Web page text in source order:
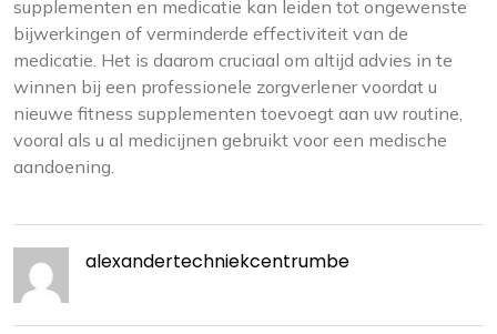
supplementen en medicatie kan leiden tot ongewenste
bijwerkingen of verminderde effectiviteit van de
medicatie. Het is daarom cruciaal om altijd advies in te
winnen bij een professionele zorgverlener voordat u
nieuwe fitness supplementen toevoegt aan uw routine,
vooral als u al medicijnen gebruikt voor een medische
aandoening.
alexandertechniekcentrumbe